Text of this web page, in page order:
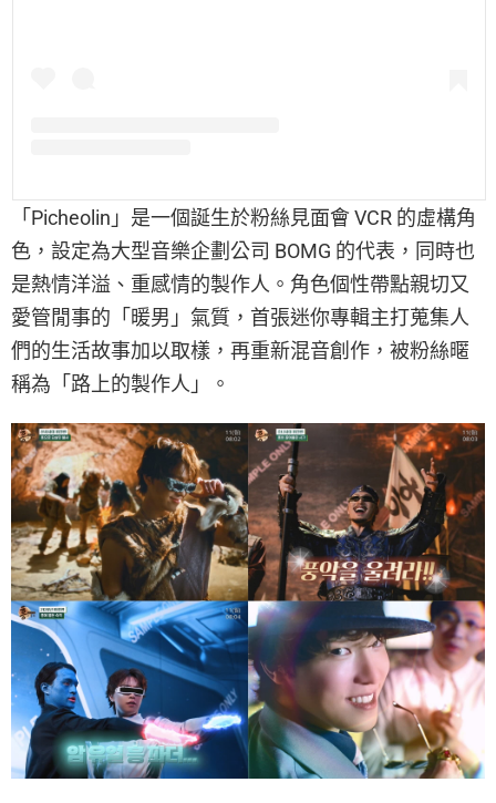
「Picheolin」是一個誕生於粉絲見面會 VCR 的虛構角
色，設定為大型音樂企劃公司 BOMG 的代表，同時也
是熱情洋溢、重感情的製作人。角色個性帶點親切又
愛管閒事的「暖男」氣質，首張迷你專輯主打蒐集人
們的生活故事加以取樣，再重新混音創作，被粉絲暱
稱為「路上的製作人」。